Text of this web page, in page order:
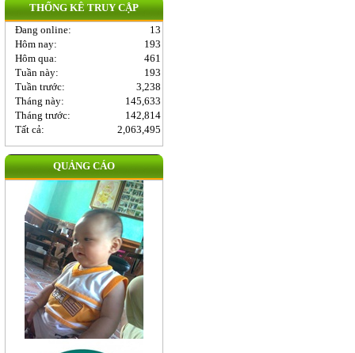
THỐNG KÊ TRUY CẬP
Đang online:
13
Hôm nay:
193
Hôm qua:
461
Tuần này:
193
Tuần trước:
3,238
Tháng này:
145,633
Tháng trước:
142,814
Tất cả:
2,063,495
QUẢNG CÁO